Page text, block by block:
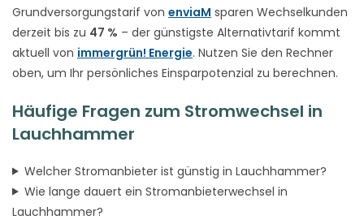
Grundversorgungstarif von enviaM sparen Wechselkunden
derzeit bis zu 47 % – der günstigste Alternativtarif kommt
aktuell von immergrün! Energie. Nutzen Sie den Rechner
oben, um Ihr persönliches Einsparpotenzial zu berechnen.
Häufige Fragen zum Stromwechsel in
Lauchhammer
Welcher Stromanbieter ist günstig in Lauchhammer?
Wie lange dauert ein Stromanbieterwechsel in
Lauchhammer?